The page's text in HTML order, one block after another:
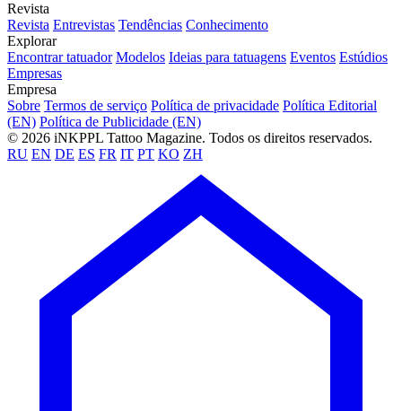
Revista
Revista Entrevistas Tendências Conhecimento
Explorar
Encontrar tatuador Modelos Ideias para tatuagens Eventos Estúdios
Empresas
Empresa
Sobre Termos de serviço Política de privacidade Política Editorial
(EN) Política de Publicidade (EN)
© 2026 iNKPPL Tattoo Magazine. Todos os direitos reservados.
RU EN DE ES FR IT PT KO ZH